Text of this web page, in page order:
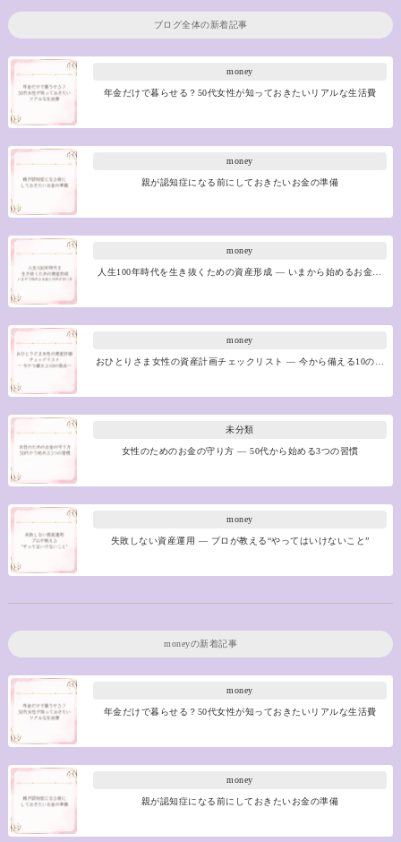
ブログ全体の新着記事
money
年金だけで暮らせる？50代女性が知っておきたいリアルな生活費
money
親が認知症になる前にしておきたいお金の準備
money
人生100年時代を生き抜くための資産形成 ― いまから始めるお金…
money
おひとりさま女性の資産計画チェックリスト ― 今から備える10の…
未分類
女性のためのお金の守り方 ― 50代から始める3つの習慣
money
失敗しない資産運用 ― プロが教える“やってはいけないこと”
moneyの新着記事
money
年金だけで暮らせる？50代女性が知っておきたいリアルな生活費
money
親が認知症になる前にしておきたいお金の準備